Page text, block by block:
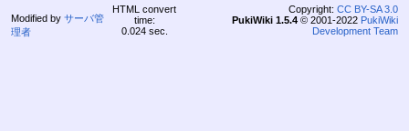
Modified by サーバ管
理者
HTML convert
time:
0.024 sec.
Copyright: CC BY-SA 3.0
PukiWiki 1.5.4© 2001-2022 PukiWiki
Development Team